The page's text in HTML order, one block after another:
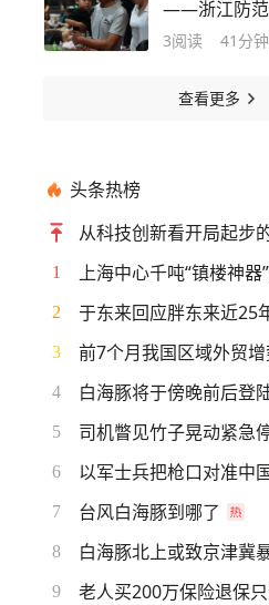
——浙江防范
线扫描
3阅读 41分
查看更多
头条热榜
从科技创新看开局起步
1 上海中心千吨“镇楼神器
2
3 前7个月我国区域外贸
4 白海豚将于傍晚前后登
5
6 以军士兵把枪口对准中
7 台风白海豚到哪了
8 白海豚北上或致京津冀
9 老人买200万保险退保